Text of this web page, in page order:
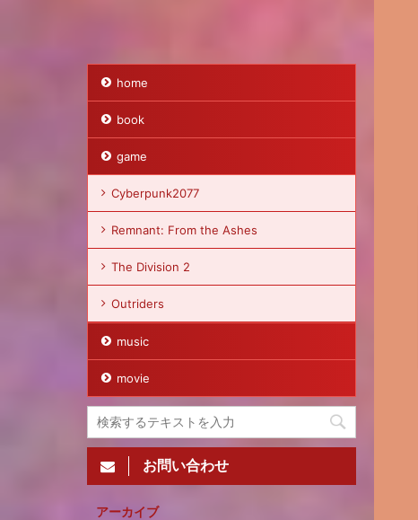
home
book
game
Cyberpunk2077
Remnant: From the Ashes
The Division 2
Outriders
music
movie
お問い合わせ
アーカイブ